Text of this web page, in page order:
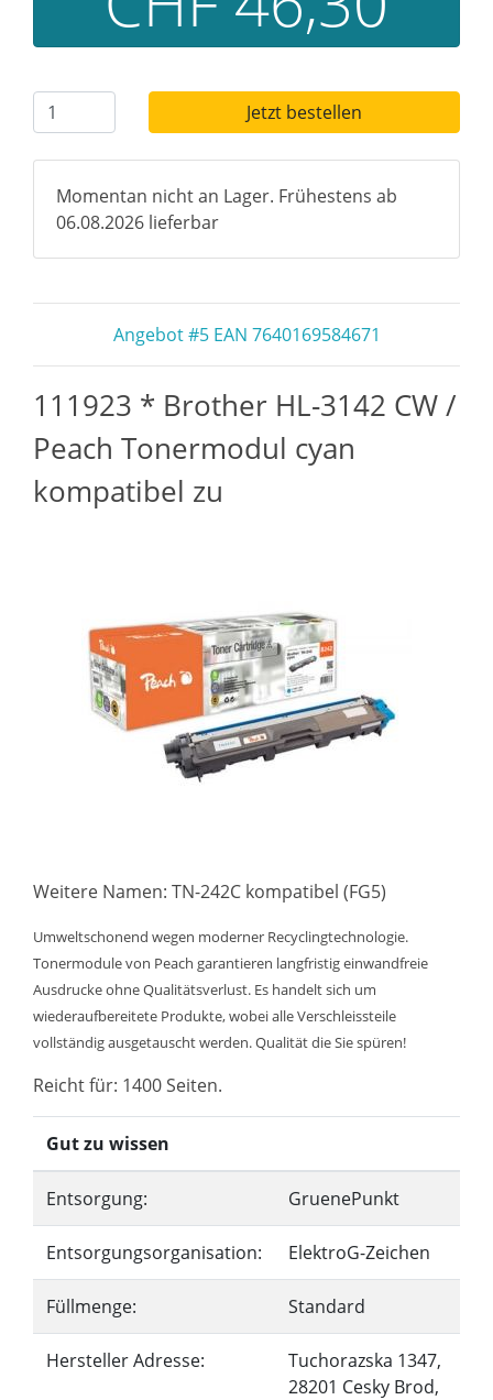
Jetzt bestellen
Momentan nicht an Lager. Frühestens ab
06.08.2026 lieferbar
Angebot #5 EAN 7640169584671
111923 * Brother HL-3142 CW /
Peach Tonermodul cyan
kompatibel zu
Weitere Namen: TN-242C kompatibel (FG5)
Umweltschonend wegen moderner Recyclingtechnologie.
Tonermodule von Peach garantieren langfristig einwandfreie
Ausdrucke ohne Qualitätsverlust. Es handelt sich um
wiederaufbereitete Produkte, wobei alle Verschleissteile
vollständig ausgetauscht werden. Qualität die Sie spüren!
Reicht für: 1400 Seiten.
Gut zu wissen
Entsorgung: GruenePunkt
Entsorgungsorganisation: ElektroG-Zeichen
Füllmenge: Standard
Hersteller Adresse:
Tuchorazska 1347,
28201 Cesky Brod,